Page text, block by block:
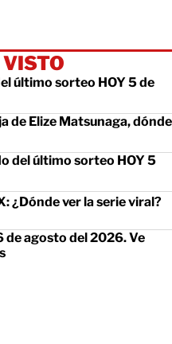
último sorteo HOY 5 de
de Elize Matsunaga, dónde
del último sorteo HOY 5
¿Dónde ver la serie viral?
de agosto del 2026. Ve